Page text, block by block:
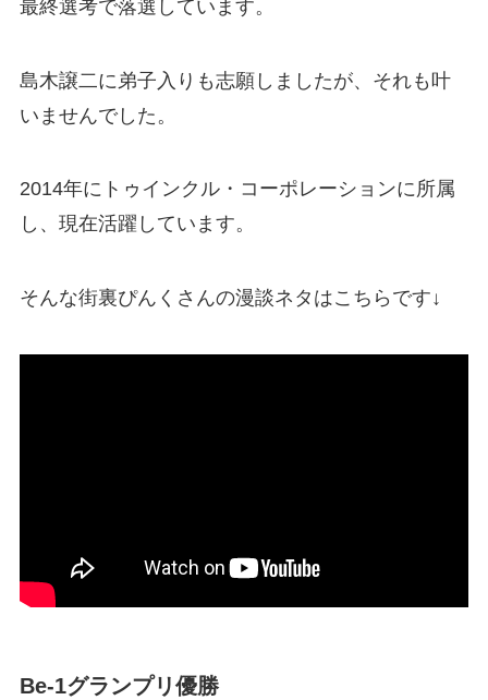
最終選考で落選しています。
島木譲二に弟子入りも志願しましたが、それも叶
いませんでした。
2014年にトゥインクル・コーポレーションに所属
し、現在活躍しています。
そんな街裏ぴんくさんの漫談ネタはこちらです↓
Be-1グランプリ優勝